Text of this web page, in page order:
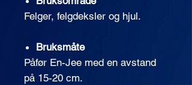
Felger, felgdeksler og hjul.
Bruksmåte
Påfør En-Jee med en avstand
på 15-20 cm.